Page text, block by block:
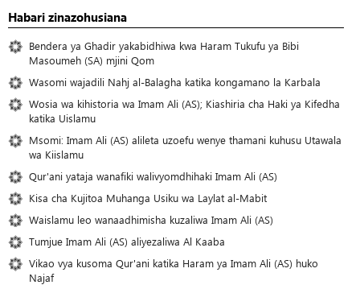
Habari zinazohusiana
Bendera ya Ghadir yakabidhiwa kwa Haram Tukufu ya Bibi
Masoumeh (SA) mjini Qom
Wasomi wajadili Nahj al-Balagha katika kongamano la Karbala
Wosia wa kihistoria wa Imam Ali (AS); Kiashiria cha Haki ya Kifedha
katika Uislamu
Msomi: Imam Ali (AS) alileta uzoefu wenye thamani kuhusu Utawala
wa Kiislamu
Qur'ani yataja wanafiki walivyomdhihaki Imam Ali (AS)
Kisa cha Kujitoa Muhanga Usiku wa Laylat al-Mabit
Waislamu leo wanaadhimisha kuzaliwa Imam Ali (AS)
Tumjue Imam Ali (AS) aliyezaliwa Al Kaaba
Vikao vya kusoma Qur'ani katika Haram ya Imam Ali (AS) huko
Najaf